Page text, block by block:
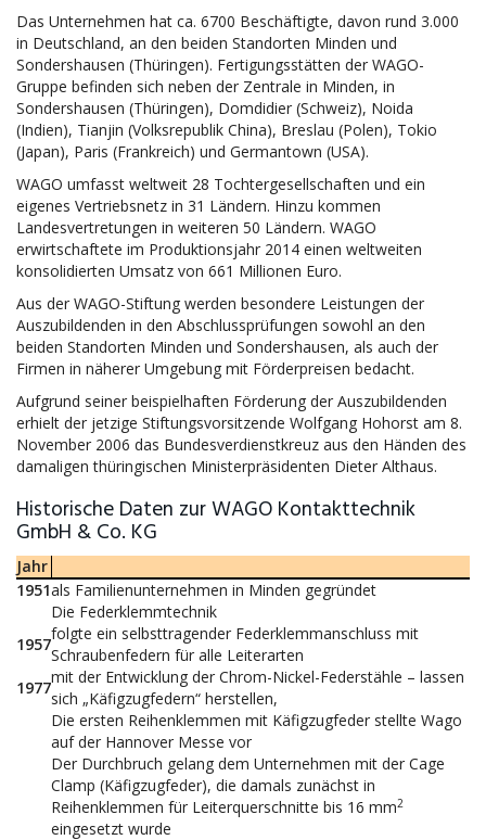
Das Unternehmen hat ca. 6700 Beschäftigte, davon rund 3.000
in Deutschland, an den beiden Standorten Minden und
Sondershausen (Thüringen). Fertigungsstätten der WAGO-
Gruppe befinden sich neben der Zentrale in Minden, in
Sondershausen (Thüringen), Domdidier (Schweiz), Noida
(Indien), Tianjin (Volksrepublik China), Breslau (Polen), Tokio
(Japan), Paris (Frankreich) und Germantown (USA).
WAGO umfasst weltweit 28 Tochtergesellschaften und ein
eigenes Vertriebsnetz in 31 Ländern. Hinzu kommen
Landesvertretungen in weiteren 50 Ländern. WAGO
erwirtschaftete im Produktionsjahr 2014 einen weltweiten
konsolidierten Umsatz von 661 Millionen Euro.
Aus der WAGO-Stiftung werden besondere Leistungen der
Auszubildenden in den Abschlussprüfungen sowohl an den
beiden Standorten Minden und Sondershausen, als auch der
Firmen in näherer Umgebung mit Förderpreisen bedacht.
Aufgrund seiner beispielhaften Förderung der Auszubildenden
erhielt der jetzige Stiftungsvorsitzende Wolfgang Hohorst am 8.
November 2006 das Bundesverdienstkreuz aus den Händen des
damaligen thüringischen Ministerpräsidenten Dieter Althaus.
Historische Daten zur WAGO Kontakttechnik
GmbH & Co. KG
Jahr
1951als Familienunternehmen in Minden gegründet
Die Federklemmtechnik
1957
folgte ein selbsttragender Federklemmanschluss mit
Schraubenfedern für alle Leiterarten
1977
mit der Entwicklung der Chrom-Nickel-Federstähle – lassen
sich „Käfigzugfedern“ herstellen,
Die ersten Reihenklemmen mit Käfigzugfeder stellte Wago
auf der Hannover Messe vor
Der Durchbruch gelang dem Unternehmen mit der Cage
Clamp (Käfigzugfeder), die damals zunächst in
Reihenklemmen für Leiterquerschnitte bis 16 mm2
eingesetzt wurde